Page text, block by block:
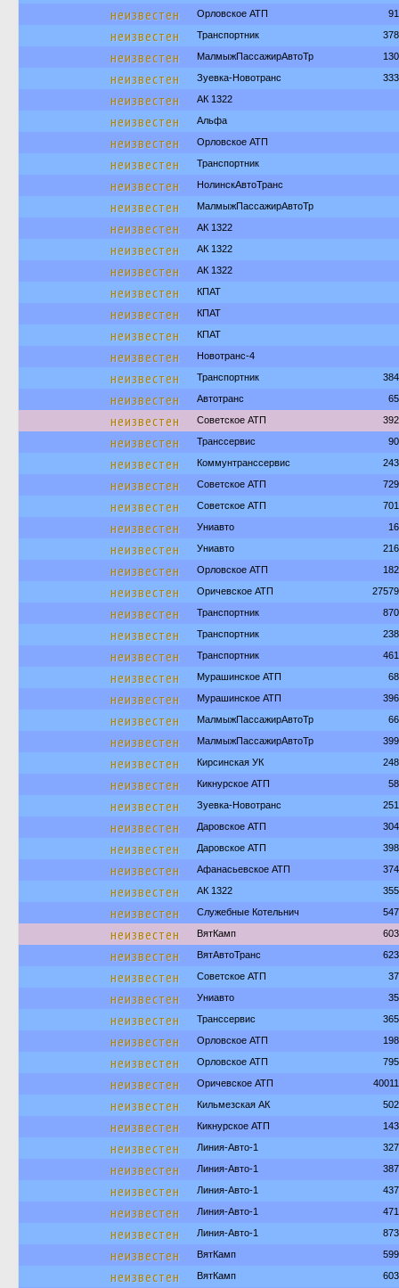
неизвестен
Орловское АТП
неизвестен Транспортник
неизвестен МалмыжПассажирАвтоТр
неизвестен Зуевка-Новотранс
неизвестен АК 1322
неизвестен Альфа
неизвестен Орловское АТП
неизвестен Транспортник
неизвестен НолинскАвтоТранс
неизвестен МалмыжПассажирАвтоТр
неизвестен АК 1322
неизвестен АК 1322
неизвестен АК 1322
неизвестен КПАТ
неизвестен КПАТ
неизвестен КПАТ
неизвестен Новотранс-4
неизвестен Транспортник
неизвестен Автотранс
неизвестен Советское АТП
неизвестен Транссервис
неизвестен Коммунтранссервис
неизвестен Советское АТП
неизвестен Советское АТП
неизвестен Униавто
неизвестен Униавто
неизвестен Орловское АТП
неизвестен Оричевское АТП
неизвестен Транспортник
неизвестен Транспортник
неизвестен Транспортник
неизвестен Мурашинское АТП
неизвестен Мурашинское АТП
неизвестен МалмыжПассажирАвтоТр
неизвестен МалмыжПассажирАвтоТр
неизвестен Кирсинская УК
неизвестен Кикнурское АТП
неизвестен Зуевка-Новотранс
неизвестен Даровское АТП
неизвестен Даровское АТП
неизвестен Афанасьевское АТП
неизвестен АК 1322
неизвестен Служебные Котельнич
неизвестен ВятКамп
неизвестен ВятАвтоТранс
неизвестен Советское АТП
неизвестен Униавто
неизвестен Транссервис
неизвестен Орловское АТП
неизвестен Орловское АТП
неизвестен Оричевское АТП
неизвестен Кильмезская АК
неизвестен Кикнурское АТП
неизвестен Линия-Авто-1
неизвестен Линия-Авто-1
неизвестен Линия-Авто-1
неизвестен Линия-Авто-1
неизвестен Линия-Авто-1
неизвестен ВятКамп
неизвестен ВятКамп